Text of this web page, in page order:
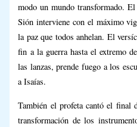
modo un mundo transformado.
Sión interviene con el máximo
la paz que todos anhelan. El
fin a la guerra hasta el extremo
las lanzas, prende fuego a los
a Isaías.
También el profeta cantó el final
transformación de los